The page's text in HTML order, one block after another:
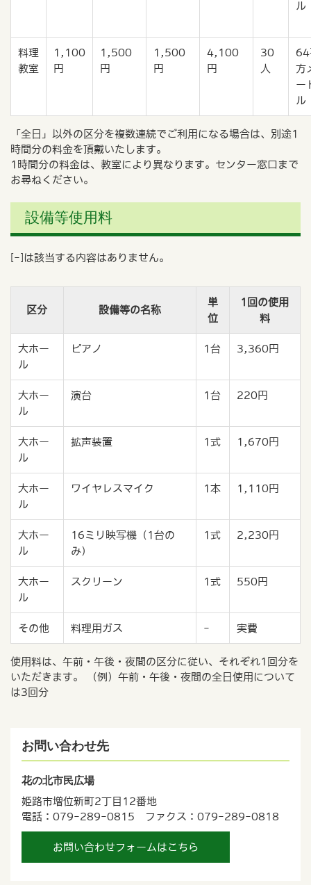
ル
料理
教室
1,100
円
1,500
円
1,500
円
4,100
円
30
人
64
方
ー
ル
「全日」以外の区分を複数連続でご利用になる場合は、別途1
時間分の料金を頂戴いたします。
1時間分の料金は、教室により異なります。センター窓口まで
お尋ねください。
設備等使用料
[-]は該当する内容はありません。
区分 設備等の名称
単
位
1回の使用
料
大ホー
ル
ピアノ 1台 3,360円
大ホー
ル
演台 1台 220円
大ホー
ル
拡声装置 1式 1,670円
大ホー
ル
ワイヤレスマイク 1本 1,110円
大ホー
ル
16ミリ映写機（1台の
み）
1式 2,230円
大ホー
ル
スクリーン 1式 550円
その他 料理用ガス - 実費
使用料は、午前・午後・夜間の区分に従い、それぞれ1回分を
いただきます。 （例）午前・午後・夜間の全日使用について
は3回分
お問い合わせ先
花の北市民広場
姫路市増位新町2丁目12番地
電話：079-289-0815 ファクス：079-289-0818
お問い合わせフォームはこちら